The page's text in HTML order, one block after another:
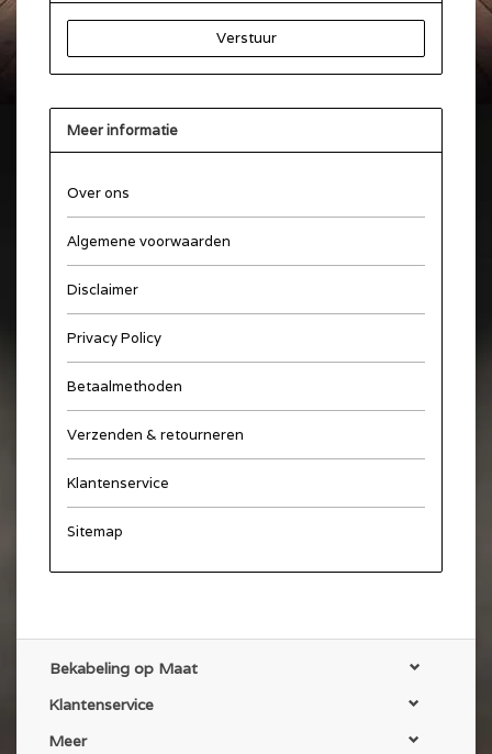
Verstuur
Meer informatie
Over ons
Algemene voorwaarden
Disclaimer
Privacy Policy
Betaalmethoden
Verzenden & retourneren
Klantenservice
Sitemap
Bekabeling op Maat
Klantenservice
Meer